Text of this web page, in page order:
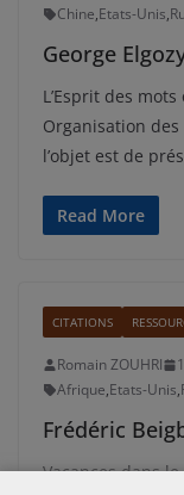
Chine,Etats-Unis,
George
L’Esprit des
Organisation
l’objet est de
Read More
CITATIONS
Romain ZOUHRI
Afrique,Etats-Unis,
Frédéric
Vacances dans